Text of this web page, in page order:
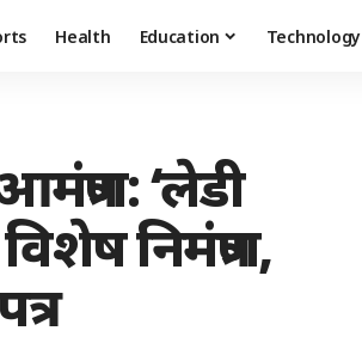
Health Education Technology
‘लेडी
निमंत्रण,